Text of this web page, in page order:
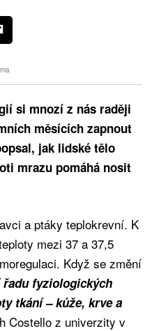
si mnozí z nás raději
měsících zapnout
jak lidské tělo
mrazu pomáhá nosit
a ptáky teplokrevní. K
mezi 37 a 37,5
Když se změní
řadu fyziologických
tkání – kůže, krve a
Costello z univerzity v